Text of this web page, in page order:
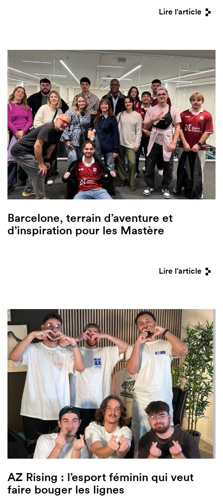
Lire l'article
Barcelone, terrain d’aventure et
d’inspiration pour les Mastère
Lire l'article
AZ Rising : l’esport féminin qui veut
faire bouger les lignes